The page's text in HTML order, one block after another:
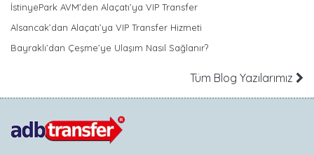
İstinyePark AVM’den Alaçatı’ya VIP Transfer
Alsancak’dan Alaçatı’ya VIP Transfer Hizmeti
Bayraklı’dan Çeşme’ye Ulaşım Nasıl Sağlanır?
Tüm Blog Yazılarımız